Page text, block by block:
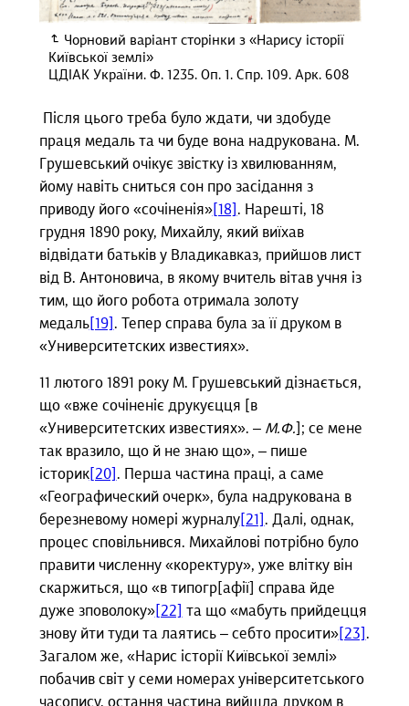
Чорновий варіант сторінки з «Нарису історії
Київської землі»
ЦДІАК України. Ф. 1235. Оп. 1. Спр. 109. Арк. 608
Після цього треба було ждати, чи здобуде
праця медаль та чи буде вона надрукована. М.
Грушевський очікує звістку із хвилюванням,
йому навіть сниться сон про засідання з
приводу його «сочіненія»[18] . Нарешті, 18
грудня 1890 року, Михайлу, який виїхав
відвідати батьків у Владикавказ, прийшов лист
від В. Антоновича, в якому вчитель вітав учня із
тим, що його робота отримала золоту
медаль[19] . Тепер справа була за її друком в
«Университетских известиях».
11 лютого 1891 року М. Грушевський дізнається,
що «вже сочіненіє друкуєцця [в
«Университетских известиях». – М.Ф. ]; се мене
так вразило, що й не знаю що», – пише
історик[20] . Перша частина праці, а саме
«Географический очерк», була надрукована в
березневому номері журналу[21] . Далі, однак,
процес сповільнився. Михайлові потрібно було
правити численну «коректуру», уже влітку він
скаржиться, що «в типогр[афії] справа йде
дуже зповолоку»[22]
та що «мабуть прийдецця
знову йти туди та лаятись – себто просити»[23] .
Загалом же, «Нарис історії Київської землі»
побачив світ у семи номерах університетського